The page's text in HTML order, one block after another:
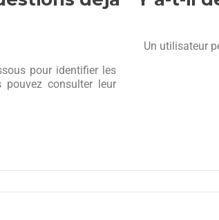
pour identifier les
consulter leur
Un utilisateur